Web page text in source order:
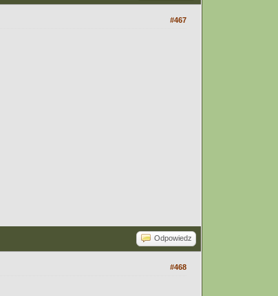
#467
Odpowiedz
#468